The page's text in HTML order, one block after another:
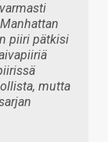
piiri pätkisi
mutta